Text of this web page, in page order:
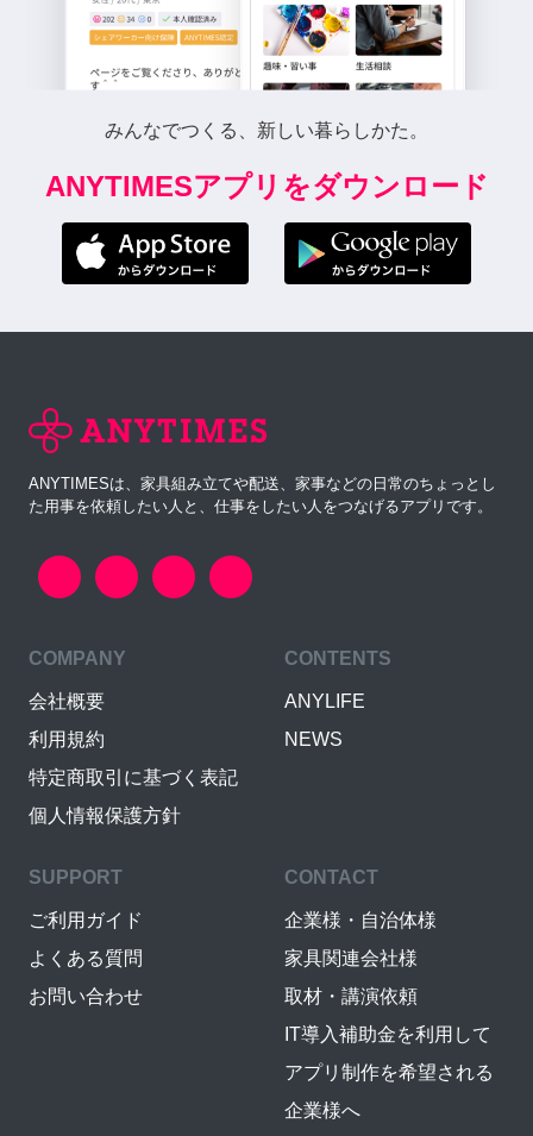
みんなでつくる、新しい暮らしかた。
ANYTIMESアプリをダウンロード
ANYTIMESは、家具組み立てや配送、家事などの日常のちょっとし
た用事を依頼したい人と、仕事をしたい人をつなげるアプリです。
COMPANY
会社概要
利用規約
特定商取引に基づく表記
個人情報保護方針
CONTENTS
ANYLIFE
NEWS
SUPPORT
ご利用ガイド
よくある質問
お問い合わせ
CONTACT
企業様・自治体様
家具関連会社様
取材・講演依頼
IT導入補助金を利用して
アプリ制作を希望される
企業様へ